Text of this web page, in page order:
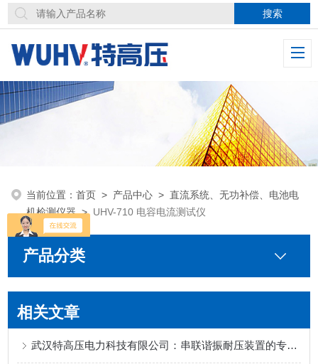
当前位置：首页 > 产品中心 >直流系统、无功补偿、电池电
机检测仪器> UHV-710 电容电流测试仪
产品分类
相关文章
武汉特高压电力科技有限公司：串联谐振耐压装置的专业供应商